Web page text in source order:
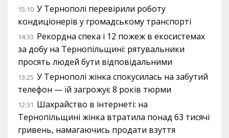
15:10 У Тернополі перевірили роботу
кондиціонерів у громадському транспорті
14:33 Рекордна спека і 12 пожеж в екосистемах
за добу на Тернопільщині: рятувальники
просять людей бути відповідальними
13:25 У Тернополі жінка спокусилась на забутий
телефон — їй загрожує 8 років тюрми
12:31 Шахрайство в інтернеті: на
Тернопільщині жінка втратила понад 63 тисячі
гривень, намагаючись продати взуття